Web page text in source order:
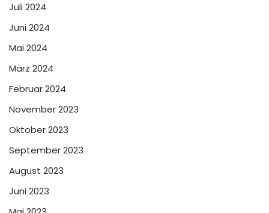
Juli 2024
Juni 2024
Mai 2024
März 2024
Februar 2024
November 2023
Oktober 2023
September 2023
August 2023
Juni 2023